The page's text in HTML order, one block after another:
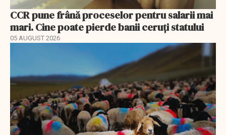
CCR pune frână proceselor pentru salarii mai
mari. Cine poate pierde banii ceruți statului
05 AUGUST 2026